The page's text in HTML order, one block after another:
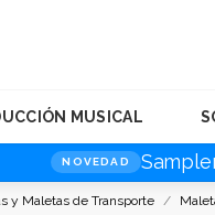
NOVEDAD
MUSICAL
y Maletas de Transporte